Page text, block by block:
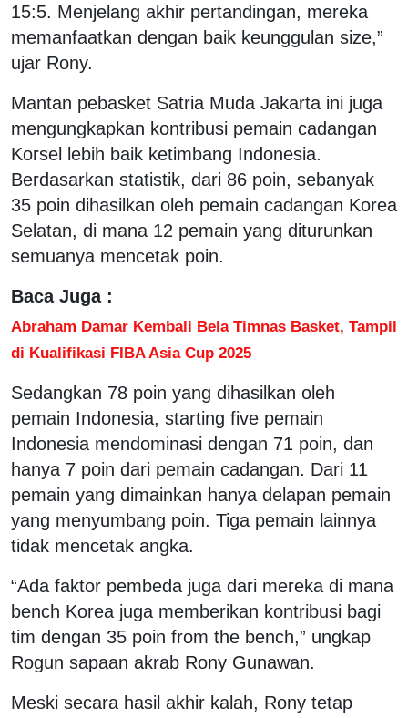
15:5. Menjelang akhir pertandingan, mereka
memanfaatkan dengan baik keunggulan size,”
ujar Rony.
Mantan pebasket Satria Muda Jakarta ini juga
mengungkapkan kontribusi pemain cadangan
Korsel lebih baik ketimbang Indonesia.
Berdasarkan statistik, dari 86 poin, sebanyak
35 poin dihasilkan oleh pemain cadangan Korea
Selatan, di mana 12 pemain yang diturunkan
semuanya mencetak poin.
Baca Juga :
Abraham Damar Kembali Bela Timnas Basket, Tampil
di Kualifikasi FIBA Asia Cup 2025
Sedangkan 78 poin yang dihasilkan oleh
pemain Indonesia, starting five pemain
Indonesia mendominasi dengan 71 poin, dan
hanya 7 poin dari pemain cadangan. Dari 11
pemain yang dimainkan hanya delapan pemain
yang menyumbang poin. Tiga pemain lainnya
tidak mencetak angka.
“Ada faktor pembeda juga dari mereka di mana
bench Korea juga memberikan kontribusi bagi
tim dengan 35 poin from the bench,” ungkap
Rogun sapaan akrab Rony Gunawan.
Meski secara hasil akhir kalah, Rony tetap